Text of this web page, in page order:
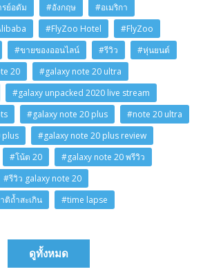
ย์อดัม #อังกฤษ
#อเมริกา
#FlyZoo Hotel
#FlyZoo
#ขายของออนไลน์ #รีวิว
#หุ่นยนต์
20
#galaxy note 20 ultra
#galaxy unpacked 2020 live stream
#galaxy note 20 plus
#note 20 ultra
plus
#galaxy note 20 plus review
#โน้ต 20
#galaxy note 20 พรีวิว
#รีวิว galaxy note 20
ติถ้ำสะเกิน
#time lapse
ดูทั้งหมด